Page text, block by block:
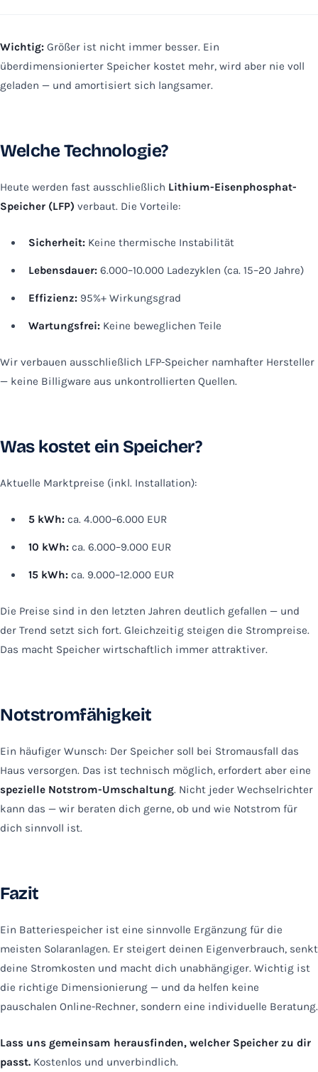
Wichtig: Größer ist nicht immer besser. Ein
überdimensionierter Speicher kostet mehr, wird aber nie voll
geladen — und amortisiert sich langsamer.
Welche Technologie?
Heute werden fast ausschließlich Lithium-Eisenphosphat-
Speicher (LFP) verbaut. Die Vorteile:
Sicherheit: Keine thermische Instabilität
Lebensdauer: 6.000–10.000 Ladezyklen (ca. 15–20 Jahre)
Effizienz: 95%+ Wirkungsgrad
Wartungsfrei: Keine beweglichen Teile
Wir verbauen ausschließlich LFP-Speicher namhafter Hersteller
— keine Billigware aus unkontrollierten Quellen.
Was kostet ein Speicher?
Aktuelle Marktpreise (inkl. Installation):
5 kWh: ca. 4.000–6.000 EUR
10 kWh: ca. 6.000–9.000 EUR
15 kWh: ca. 9.000–12.000 EUR
Die Preise sind in den letzten Jahren deutlich gefallen — und
der Trend setzt sich fort. Gleichzeitig steigen die Strompreise.
Das macht Speicher wirtschaftlich immer attraktiver.
Notstromfähigkeit
Ein häufiger Wunsch: Der Speicher soll bei Stromausfall das
Haus versorgen. Das ist technisch möglich, erfordert aber eine
spezielle Notstrom-Umschaltung. Nicht jeder Wechselrichter
kann das — wir beraten dich gerne, ob und wie Notstrom für
dich sinnvoll ist.
Fazit
Ein Batteriespeicher ist eine sinnvolle Ergänzung für die
meisten Solaranlagen. Er steigert deinen Eigenverbrauch, senkt
deine Stromkosten und macht dich unabhängiger. Wichtig ist
die richtige Dimensionierung — und da helfen keine
pauschalen Online-Rechner, sondern eine individuelle Beratung.
Lass uns gemeinsam herausfinden, welcher Speicher zu dir
passt. Kostenlos und unverbindlich.